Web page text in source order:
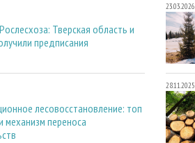
Тверская область и
предписания
лесовосстановление: топ
механизм переноса
23.03.2026
28.11.2025